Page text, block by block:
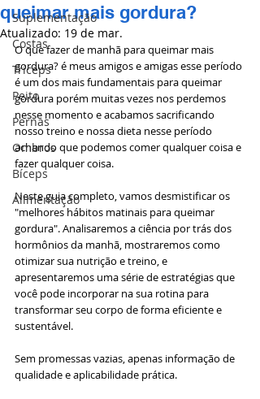
Suplementação
Costas
Tríceps
Peito
Pernas
Ombros
Bíceps
Alimentação
queimar mais gordura?
Atualizado: 19 de mar.
O que fazer de manhã para queimar mais
gordura? é meus amigos e amigas esse período
é um dos mais fundamentais para queimar
gordura porém muitas vezes nos perdemos
nesse momento e acabamos sacrificando
nosso treino e nossa dieta nesse período
achando que podemos comer qualquer coisa e
fazer qualquer coisa.
Neste guia completo, vamos desmistificar os
"melhores hábitos matinais para queimar
gordura". Analisaremos a ciência por trás dos
hormônios da manhã, mostraremos como
otimizar sua nutrição e treino, e
apresentaremos uma série de estratégias que
você pode incorporar na sua rotina para
transformar seu corpo de forma eficiente e
sustentável.
Sem promessas vazias, apenas informação de
qualidade e aplicabilidade prática.